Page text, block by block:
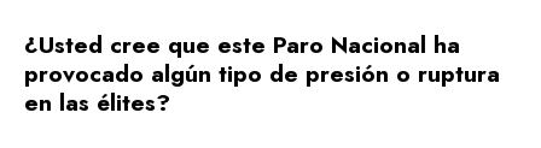
¿Usted cree que este Paro Nacional ha
provocado algún tipo de presión o ruptura
en las élites?